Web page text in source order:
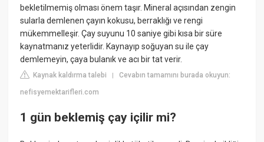
bekletilmemiş olması önem taşır. Mineral açısından zengin
sularla demlenen çayın kokusu, berraklığı ve rengi
mükemmelleşir. Çay suyunu 10 saniye gibi kısa bir süre
kaynatmanız yeterlidir. Kaynayıp soğuyan su ile çay
demlemeyin, çaya bulanık ve acı bir tat verir.
Kaynak kaldırma talebi |Cevabın tamamını burada okuyun:
nefisyemektarifleri.com
1 gün beklemiş çay içilir mi?